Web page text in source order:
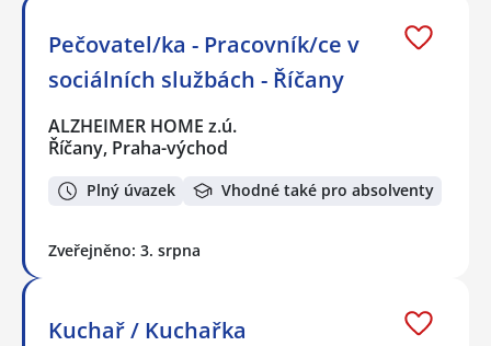
Pečovatel/ka - Pracovník/ce v
sociálních službách - Říčany
ALZHEIMER HOME z.ú.
Říčany, Praha-východ
Plný úvazek Vhodné také pro absolventy
Zveřejněno: 3. srpna
Kuchař / Kuchařka